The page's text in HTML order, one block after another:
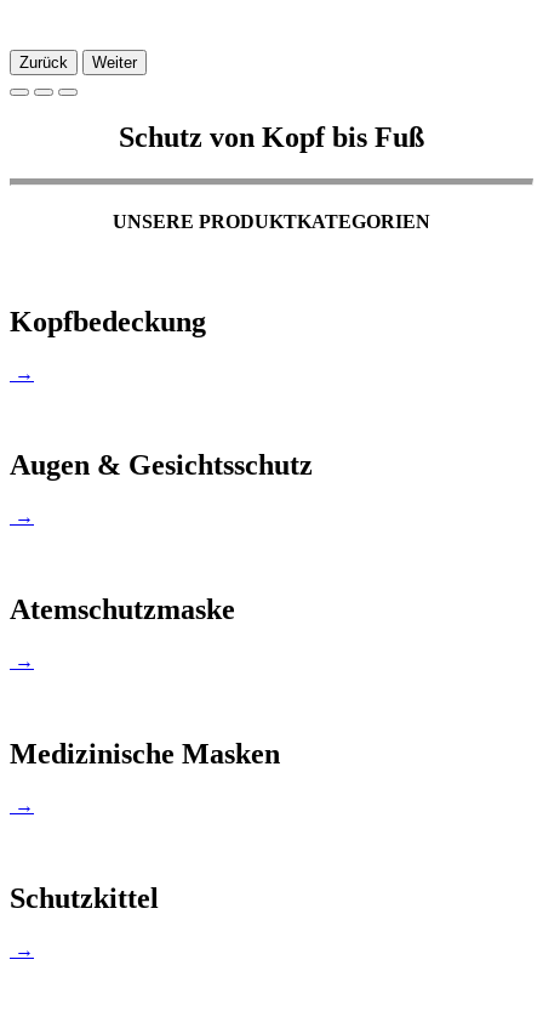
Zurück Weiter
Schutz von Kopf bis Fuß
UNSERE PRODUKTKATEGORIEN
Kopfbedeckung
→
Augen & Gesichtsschutz
→
Atemschutzmaske
→
Medizinische Masken
→
Schutzkittel
→